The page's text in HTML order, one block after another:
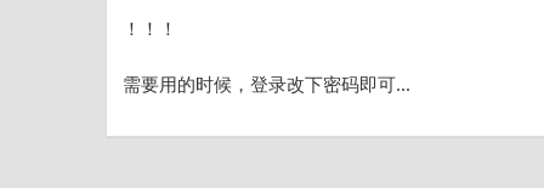
！！！
需要用的时候，登录改下密码即可...